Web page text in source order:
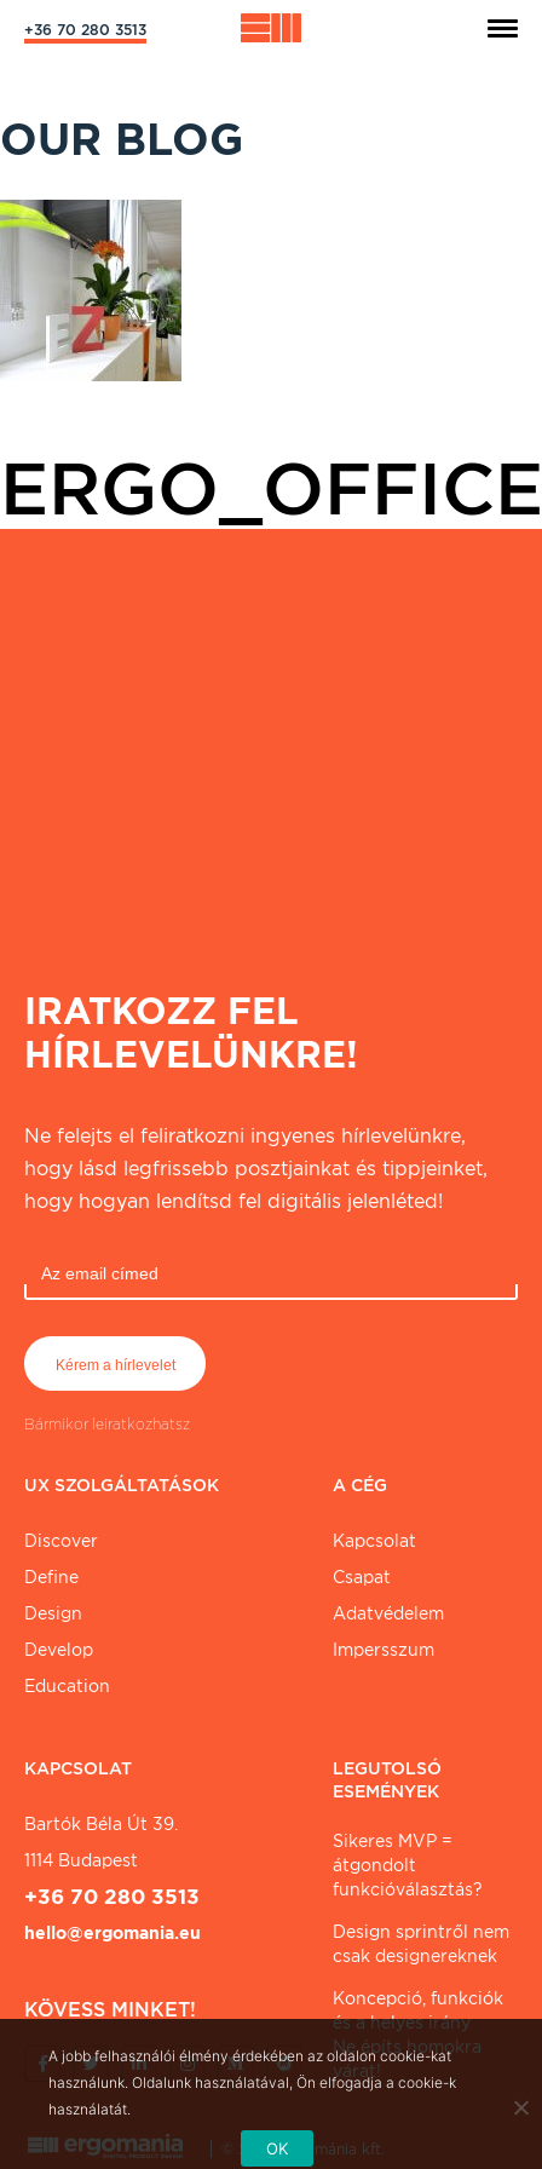
+36 70 280 3513
OUR BLOG
IRATKOZZ FEL
HÍRLEVELÜNKRE!
Ne felejts el feliratkozni ingyenes hírlevelünkre,
hogy lásd legfrissebb posztjainkat és tippjeinket,
hogy hogyan lendítsd fel digitális jelenléted!
Bármikor leiratkozhatsz
UX SZOLGÁLTATÁSOK
Discover
Define
Design
Develop
Education
A CÉG
Kapcsolat
Csapat
Adatvédelem
Impersszum
KAPCSOLAT
Bartók Béla Út 39.
1114 Budapest
+36 70 280 3513
hello@ergomania.eu
KÖVESS MINKET!
LEGUTOLSÓ
ESEMÉNYEK
Sikeres MVP =
átgondolt
funkcióválasztás?
Design sprintről nem
csak designereknek
Koncepció, funkciók
és a helyes irány
Ne építs homokra
várat!
© 2026 ergománia kft.
A jobb felhasználói élmény érdekében az oldalon cookie-kat
használunk. Oldalunk használatával, Ön elfogadja a cookie-k
használatát.
OK